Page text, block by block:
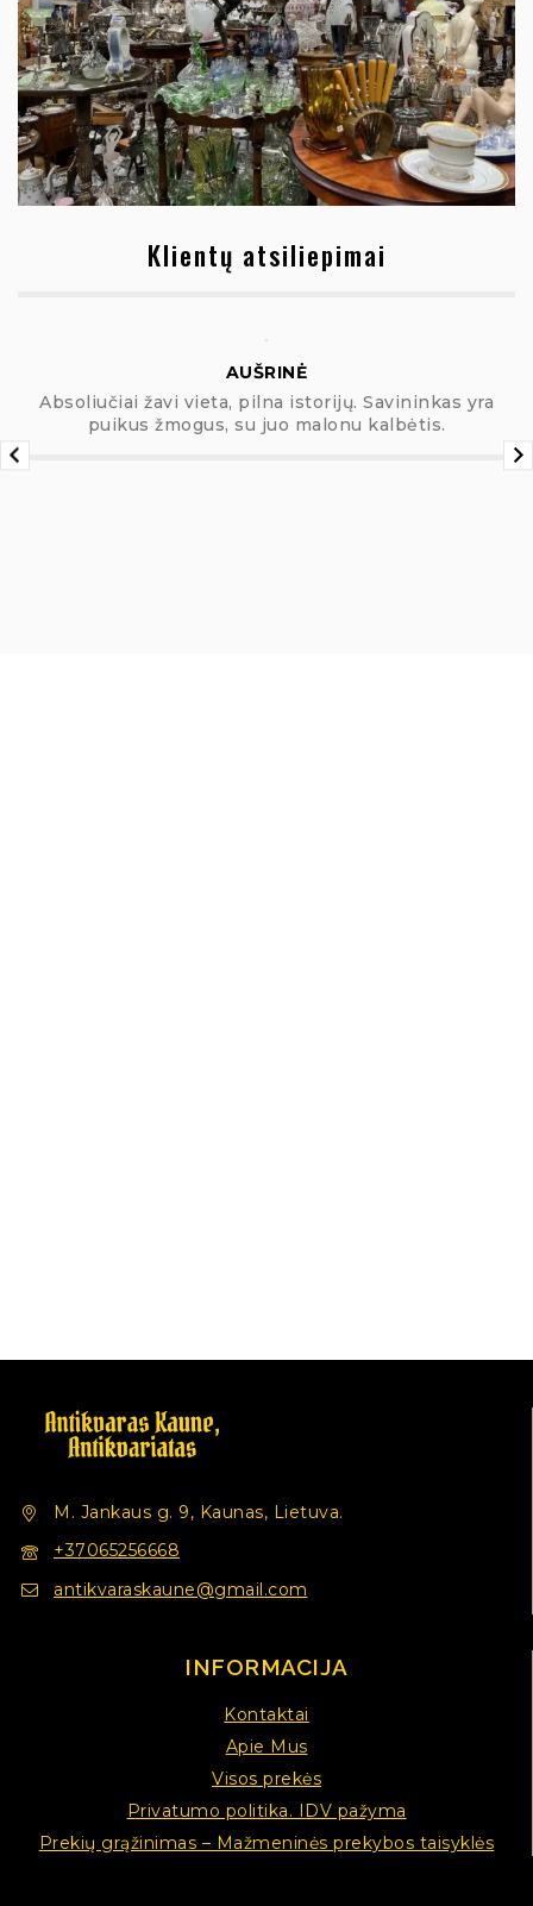
Klientų atsiliepimai
Absoliučiai žavi vieta, pilna istorijų. Savininkas yra
puikus žmogus, su juo malonu kalbėtis.
AUŠRINĖ
M. Jankaus g. 9, Kaunas, Lietuva.
+37065256668
antikvaraskaune@gmail.com
INFORMACIJA
Kontaktai
Apie Mus
Visos prekės
Privatumo politika. IDV pažyma
Prekių grąžinimas – Mažmeninės prekybos taisyklės